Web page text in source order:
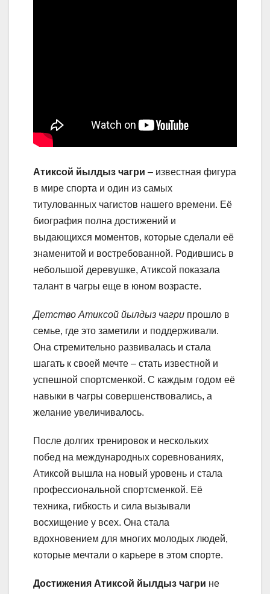
Атиксой йылдыз чагри – известная фигура
в мире спорта и один из самых
титулованных чагистов нашего времени. Её
биография полна достижений и
выдающихся моментов, которые сделали её
знаменитой и востребованной. Родившись в
небольшой деревушке, Атиксой показала
талант в чагры еще в юном возрасте.
Детство Атиксой йылдыз чагри прошло в
семье, где это заметили и поддерживали.
Она стремительно развивалась и стала
шагать к своей мечте – стать известной и
успешной спортсменкой. С каждым годом её
навыки в чагры совершенствовались, а
желание увеличивалось.
После долгих тренировок и нескольких
побед на международных соревнованиях,
Атиксой вышла на новый уровень и стала
профессиональной спортсменкой. Её
техника, гибкость и сила вызывали
восхищение у всех. Она стала
вдохновением для многих молодых людей,
которые мечтали о карьере в этом спорте.
Достижения Атиксой йылдыз чагри не